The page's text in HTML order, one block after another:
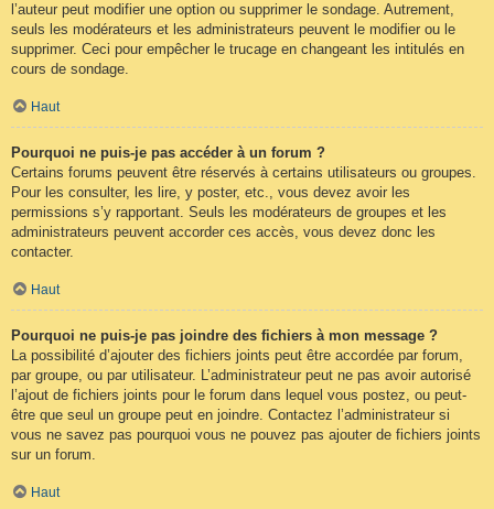
l’auteur peut modifier une option ou supprimer le sondage. Autrement,
seuls les modérateurs et les administrateurs peuvent le modifier ou le
supprimer. Ceci pour empêcher le trucage en changeant les intitulés en
cours de sondage.
Haut
Pourquoi ne puis-je pas accéder à un forum ?
Certains forums peuvent être réservés à certains utilisateurs ou groupes.
Pour les consulter, les lire, y poster, etc., vous devez avoir les
permissions s’y rapportant. Seuls les modérateurs de groupes et les
administrateurs peuvent accorder ces accès, vous devez donc les
contacter.
Haut
Pourquoi ne puis-je pas joindre des fichiers à mon message ?
La possibilité d’ajouter des fichiers joints peut être accordée par forum,
par groupe, ou par utilisateur. L’administrateur peut ne pas avoir autorisé
l’ajout de fichiers joints pour le forum dans lequel vous postez, ou peut-
être que seul un groupe peut en joindre. Contactez l’administrateur si
vous ne savez pas pourquoi vous ne pouvez pas ajouter de fichiers joints
sur un forum.
Haut